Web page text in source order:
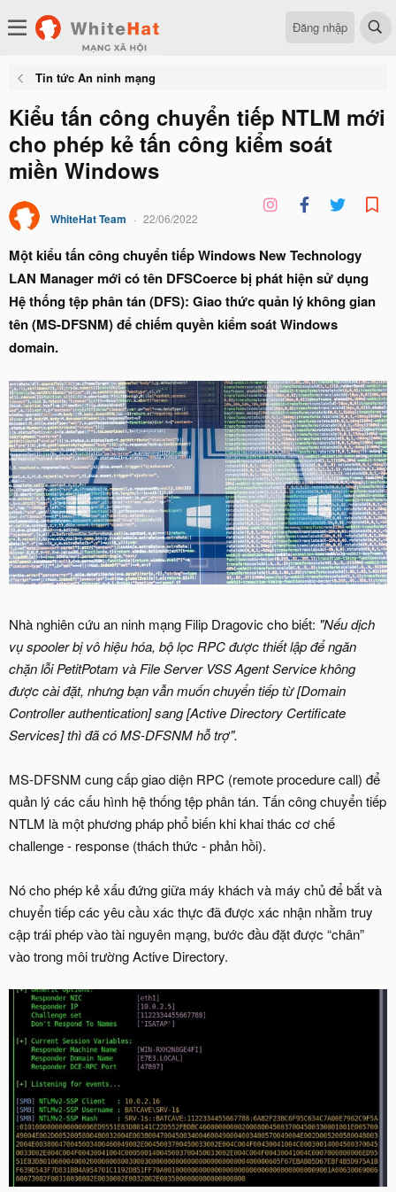
Đăng nhập
Tin tức An ninh mạng
Kiểu tấn công chuyển tiếp NTLM mới
cho phép kẻ tấn công kiểm soát
miền Windows
WhiteHat Team 22/06/2022
Một kiểu tấn công chuyển tiếp Windows New Technology
LAN Manager mới có tên DFSCoerce bị phát hiện sử dụng
Hệ thống tệp phân tán (DFS): Giao thức quản lý không gian
tên (MS-DFSNM) để chiếm quyền kiểm soát Windows
domain.
Nhà nghiên cứu an ninh mạng Filip Dragovic cho biết: "Nếu dịch
vụ spooler bị vô hiệu hóa, bộ lọc RPC được thiết lập để ngăn
chặn lỗi PetitPotam và File Server VSS Agent Service không
được cài đặt, nhưng bạn vẫn muốn chuyển tiếp từ [Domain
Controller authentication] sang [Active Directory Certificate
Services] thì đã có MS-DFSNM hỗ trợ".
MS-DFSNM cung cấp giao diện RPC (remote procedure call) để
quản lý các cấu hình hệ thống tệp phân tán. Tấn công chuyển tiếp
NTLM là một phương pháp phổ biến khi khai thác cơ chế
challenge - response (thách thức - phản hồi).
Nó cho phép kẻ xấu đứng giữa máy khách và máy chủ để bắt và
chuyển tiếp các yêu cầu xác thực đã được xác nhận nhằm truy
cập trái phép vào tài nguyên mạng, bước đầu đặt được “chân”
vào trong môi trường Active Directory.